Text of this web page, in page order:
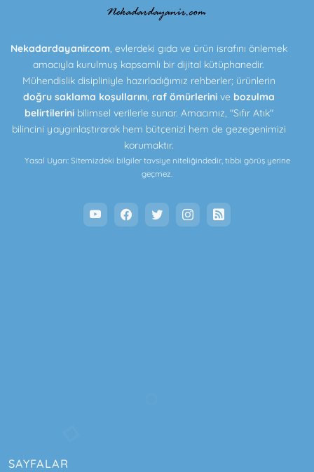
Nekadardayanir.com, evlerdeki gıda ve ürün israfını önlemek
amacıyla kurulmuş kapsamlı bir dijital kütüphanedir.
Mühendislik disipliniyle hazırladığımız rehberler; ürünlerin
doğru saklama koşullarını, raf ömürlerinive bozulma
belirtilerinibilimsel verilerle sunar. Amacımız, "Sıfır Atık"
bilincini yaygınlaştırarak hem bütçenizi hem de gezegenimizi
korumaktır.
Yasal Uyarı: Sitemizdeki bilgiler tavsiye niteliğindedir, tıbbi görüş yerine
geçmez.
SAYFALAR